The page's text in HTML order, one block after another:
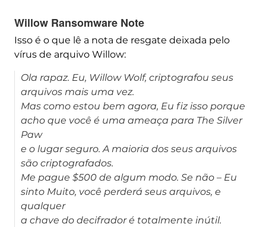
Willow Ransomware Note
Isso é o que lê a nota de resgate deixada pelo
vírus de arquivo Willow:
Ola rapaz. Eu, Willow Wolf, criptografou seus
arquivos mais uma vez.
Mas como estou bem agora, Eu fiz isso porque
acho que você é uma ameaça para The Silver
Paw
e o lugar seguro. A maioria dos seus arquivos
são criptografados.
Me pague $500 de algum modo. Se não – Eu
sinto Muito, você perderá seus arquivos, e
qualquer
a chave do decifrador é totalmente inútil.